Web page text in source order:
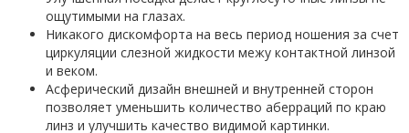
ощутимыми на глазах.
Никакого дискомфорта на весь период ношения за счет
циркуляции слезной жидкости межу контактной линзой
и веком.
Асферический дизайн внешней и внутренней сторон
позволяет уменьшить количество аберраций по краю
линз и улучшить качество видимой картинки.